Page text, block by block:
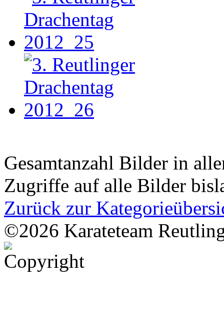
Gesamtanzahl Bilder in
Zugriffe auf alle Bilder
Zurück zur
©2026 Karateteam